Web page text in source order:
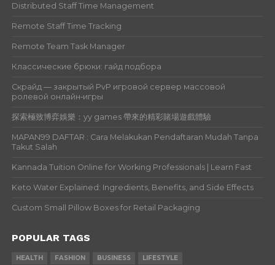
Distributed Staff Time Management
Remote Staff Time Tracking
Remote Team Task Manager
Классические брюки: гайд подбора
Скрайд — закрытый PvP игровой сервер массовой
ролевой онлайн‑игры
探索極致博弈娛樂：yy games 帶來的精彩賭場遊戲體驗
MAPAN99 DAFTAR : Cara Melakukan Pendaftaran Mudah Tanpa
Takut Salah
Kannada Tuition Online for Working Professionals | Learn Fast
Keto Water Explained: Ingredients, Benefits, and Side Effects
Custom Small Pillow Boxes for Retail Packaging
POPULAR TAGS
HEALTH FASHION BUSINESS LIFESTYLE